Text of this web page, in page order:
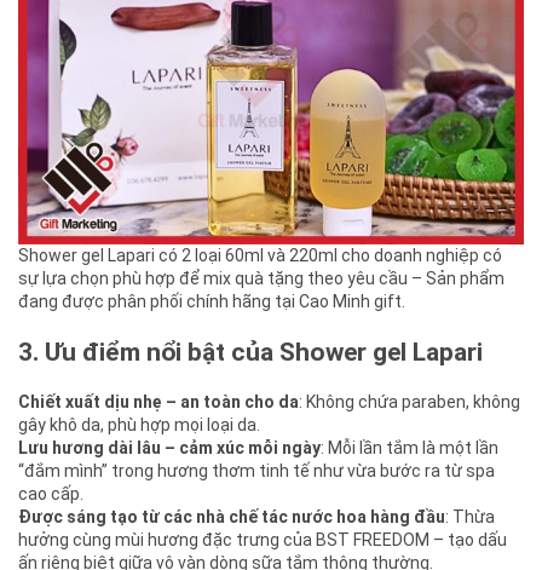
Shower gel Lapari có 2 loại 60ml và 220ml cho doanh nghiệp có
sự lựa chọn phù hợp để mix quà tặng theo yêu cầu – Sản phẩm
đang được phân phối chính hãng tại Cao Minh gift.
3. Ưu điểm nổi bật của Shower gel Lapari
Chiết xuất dịu nhẹ – an toàn cho da: Không chứa paraben, không
gây khô da, phù hợp mọi loại da.
Lưu hương dài lâu – cảm xúc mỗi ngày: Mỗi lần tắm là một lần
“đắm mình” trong hương thơm tinh tế như vừa bước ra từ spa
cao cấp.
Được sáng tạo từ các nhà chế tác nước hoa hàng đầu: Thừa
hưởng cùng mùi hương đặc trưng của BST FREEDOM – tạo dấu
ấn riêng biệt giữa vô vàn dòng sữa tắm thông thường.